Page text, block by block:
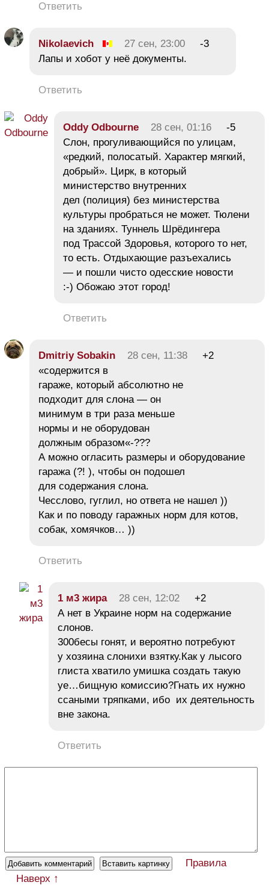
Ответить
Nikolaevich 27 сен, 23:00
-3
Лапы и хобот у неё документы.
Ответить
Oddy Odbourne 28 сен, 01:16
-5
Слон, прогуливающийся по улицам,
«редкий, полосатый. Характер мягкий,
добрый». Цирк, в который
министерство внутренних
дел (полиция) без министерства
культуры пробраться не может. Тюлени
на зданиях. Туннель Шрёдингера
под Трассой Здоровья, которого то нет,
то есть. Отдыхающие разъехались
— и пошли чисто одесские новости
:-) Обожаю этот город!
Ответить
Dmitriy Sobakin 28 сен, 11:38
+2
«содержится в
гараже, который абсолютно не
подходит для слона — он
минимум в три раза меньше
нормы и не оборудован
должным образом«-???
А можно огласить размеры и оборудование
гаража (?! ), чтобы он подошел
для содержания слона.
Чесслово, гуглил, но ответа не нашел ))
Как и по поводу гаражных норм для котов,
собак, хомячков… ))
Ответить
1 м3 жира 28 сен, 12:02
+2
А нет в Украине норм на содержание
слонов.
300бесы гонят, и вероятно потребуют
у хозяина слонихи взятку.Как у лысого
глиста хватило умишка создать такую
уе…бищную комиссию?Гнать их нужно
ссаными тряпками, ибо их деятельность
вне закона.
Ответить
Правила
Наверх ↑